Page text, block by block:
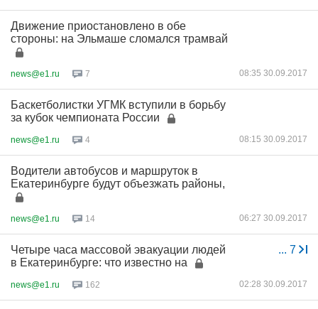
Движение приостановлено в обе
стороны: на Эльмаше сломался трамвай
news@e1.ru 7 08:35 30.09.2017
Баскетболистки УГМК вступили в борьбу
за кубок чемпионата России
news@e1.ru 4 08:15 30.09.2017
Водители автобусов и маршруток в
Екатеринбурге будут объезжать районы,
news@e1.ru 14 06:27 30.09.2017
... 7
Четыре часа массовой эвакуации людей
в Екатеринбурге: что известно на
news@e1.ru 162 02:28 30.09.2017